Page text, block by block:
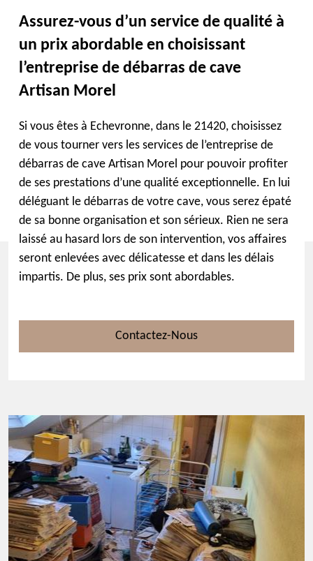
Assurez-vous d’un service de qualité à
un prix abordable en choisissant
l’entreprise de débarras de cave
Artisan Morel
Si vous êtes à Echevronne, dans le 21420, choisissez
de vous tourner vers les services de l’entreprise de
débarras de cave Artisan Morel pour pouvoir profiter
de ses prestations d’une qualité exceptionnelle. En lui
déléguant le débarras de votre cave, vous serez épaté
de sa bonne organisation et son sérieux. Rien ne sera
laissé au hasard lors de son intervention, vos affaires
seront enlevées avec délicatesse et dans les délais
impartis. De plus, ses prix sont abordables.
Contactez-Nous